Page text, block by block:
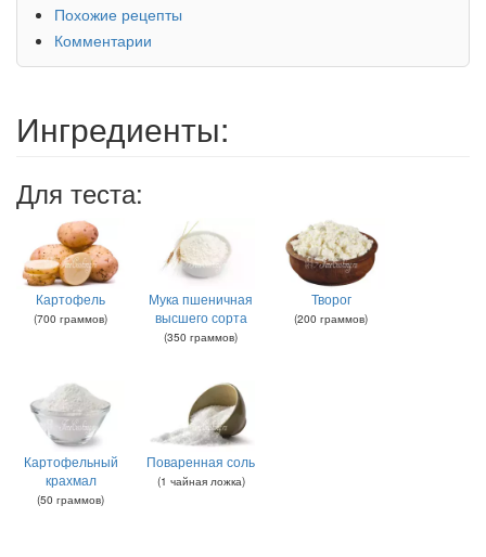
Похожие рецепты
Комментарии
Ингредиенты:
Для теста:
Картофель
(700 граммов)
Мука пшеничная
высшего сорта
(350 граммов)
Творог
(200 граммов)
Картофельный
крахмал
(50 граммов)
Поваренная соль
(1 чайная ложка)